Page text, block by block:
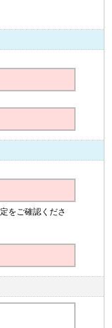
をご確認くださ